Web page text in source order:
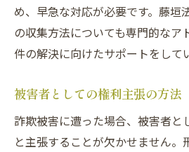
め、早急な対応が必要です。藤垣
の収集方法についても専門的なア
件の解決に向けたサポートをして
被害者としての権利主張の方法
詐欺被害に遭った場合、被害者と
と主張することが欠かせません。